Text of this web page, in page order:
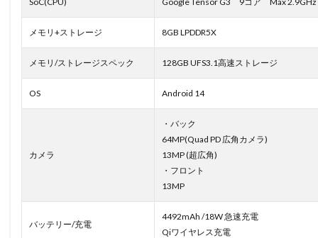
メモリ+ストレージ 8GB LPDDR5X
メモリ/ストレージスペック 128GB UFS3.1高速ストレージ
OS Android 14
カメラ
・バック
64MP(Quad PD 広角カメラ)
13MP (超広角)
・フロント
13MP
バッテリー/充電
4492mAh /18W 急速充電
Qiワイヤレス充電